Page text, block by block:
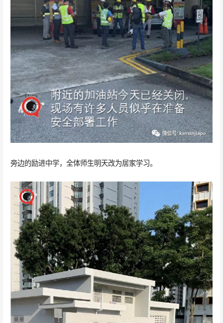
旁边的励进中学，全体师生明天改为居家学习。